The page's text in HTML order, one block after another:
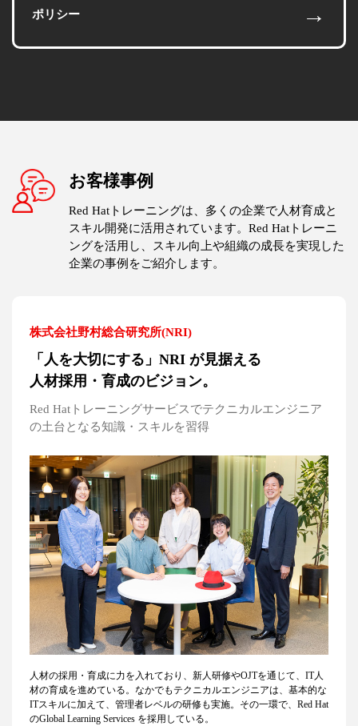
ポリシー →
お客様事例
Red Hatトレーニングは、多くの企業で人材育成と
スキル開発に活用されています。Red Hatトレーニ
ングを活用し、スキル向上や組織の成長を実現した
企業の事例をご紹介します。
株式会社野村総合研究所(NRI)
「人を大切にする」NRI が見据える
人材採用・育成のビジョン。
Red Hatトレーニングサービスでテクニカルエンジニア
の土台となる知識・スキルを習得
人材の採用・育成に力を入れており、新人研修やOJTを通じて、IT人
材の育成を進めている。なかでもテクニカルエンジニアは、基本的な
ITスキルに加えて、管理者レベルの研修も実施。その一環で、Red Hat
のGlobal Learning Services を採用している。